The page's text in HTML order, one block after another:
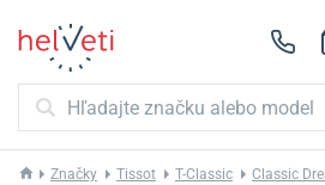
Značky Tissot T-Classic Classic